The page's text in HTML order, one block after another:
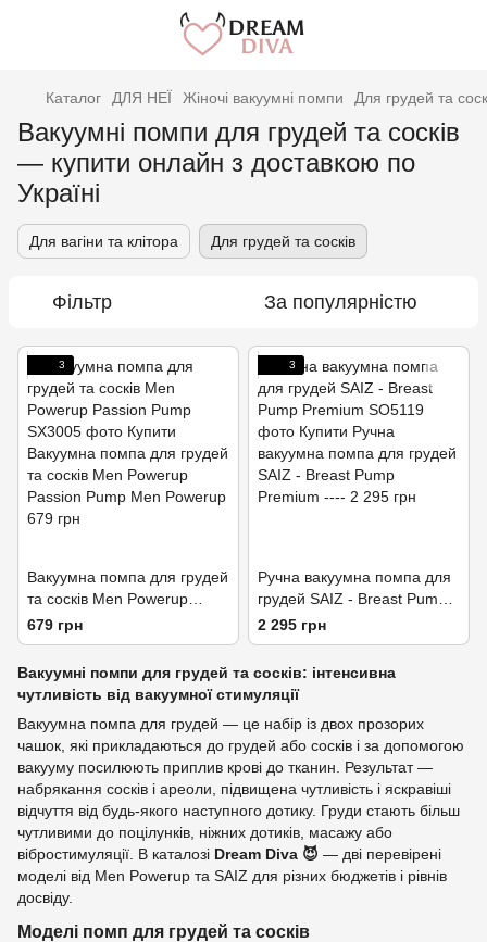
Каталог ДЛЯ НЕЇ Жіночі вакуумні помпи Для грудей та
Вакуумні помпи для грудей та сосків
— купити онлайн з доставкою по
Україні
Для вагіни та клітора Для грудей та сосків
Фільтр За популярністю
3
Вакуумна помпа для грудей
та сосків Men Powerup
Passion Pump
679 грн
3
Ручна вакуумна помпа для
грудей SAIZ - Breast Pump
Premium
2 295 грн
Вакуумні помпи для грудей та сосків: інтенсивна
чутливість від вакуумної стимуляції
Вакуумна помпа для грудей — це набір із двох прозорих
чашок, які прикладаються до грудей або сосків і за допомогою
вакууму посилюють приплив крові до тканин. Результат —
набрякання сосків і ареоли, підвищена чутливість і яскравіші
відчуття від будь-якого наступного дотику. Груди стають більш
чутливими до поцілунків, ніжних дотиків, масажу або
вібростимуляції. В каталозі Dream Diva 😈 — дві перевірені
моделі від Men Powerup та SAIZ для різних бюджетів і рівнів
досвіду.
Моделі помп для грудей та сосків